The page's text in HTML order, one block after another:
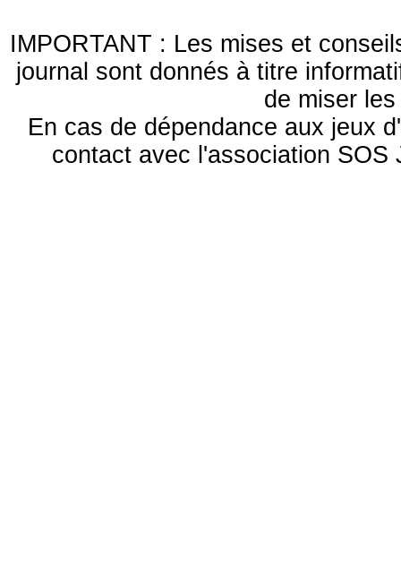
IMPORTANT : Les mises et
journal sont donnés à titre
de miser
En cas de dépendance aux jeux
contact avec l'association